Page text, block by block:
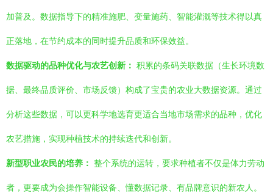
加普及。数据指导下的精准施肥、变量施药、智能灌溉等技术得以真
正落地，在节约成本的同时提升品质和环保效益。
数据驱动的品种优化与农艺创新： 积累的条码关联数据（生长环境数
据、最终品质评价、市场反馈）构成了宝贵的农业大数据资源。通过
分析这些数据，可以更科学地选育更适合当地市场需求的品种，优化
农艺措施，实现种植技术的持续迭代和创新。
新型职业农民的培养： 整个系统的运转，要求种植者不仅是体力劳动
者，更要成为会操作智能设备、懂数据记录、有品牌意识的新农人。